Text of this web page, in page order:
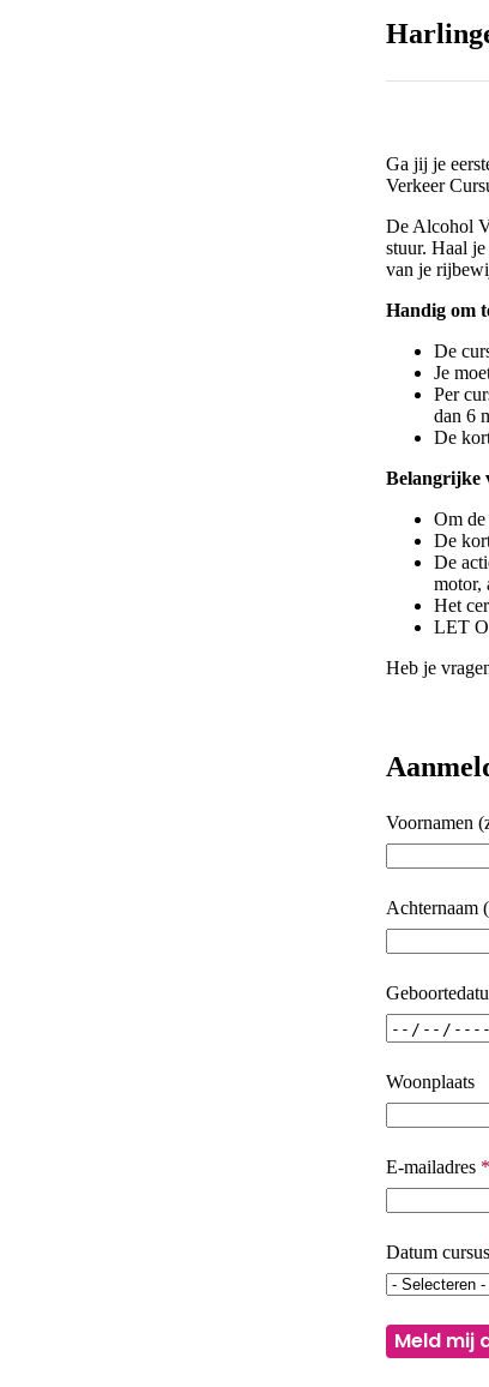
Ga jij je
Verkeer
De Alcohol
stuur. Haal
van je
Handig om
De
Je
Per
dan 6
De
Belangrijke
Om
De
De
motor,
Het
LET
Heb je
Naam
Voornamen
Achternaam
Woonplaats
E-mailadres *
Datum cursus
Meld mij